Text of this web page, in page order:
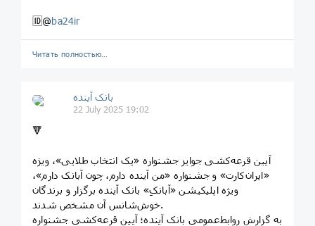
🆔@ba24ir
Читать полностью…
بانک آینده
22 July 2025 19:02
🔻
آیین قرعه‌کشی جوایز جشنواره «یک انتخاب طلایی»، ویژه
«ایران‌کارت» و جشنواره «من آینده دارم، چون آبانک دارم»،
ویژه اپلیکیشن «آبانکِ» بانک آینده برگزار و برندگان
خوش‌شانس آن مشخص شدند.
به گزارش روابط‌عمومی بانک آینده؛ آیین قرعه‌کشی جشنواره